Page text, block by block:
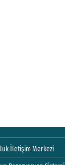
İletişim Merkezi